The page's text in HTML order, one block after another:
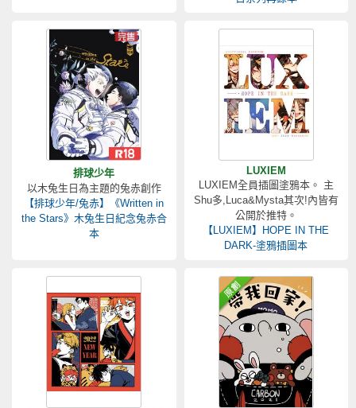
排球少年
以木兔生日為主題的兔赤創作
【排球少年/兔赤】《Written in
the Stars》木兔生日紀念兔赤合
本
LUXIEM
LUXIEM全員插圖塗鴉本。 主
Shu多,Luca&Mysta其次!內皆有
公開於推特。
【LUXIEM】HOPE IN THE
DARK-塗鴉插圖本